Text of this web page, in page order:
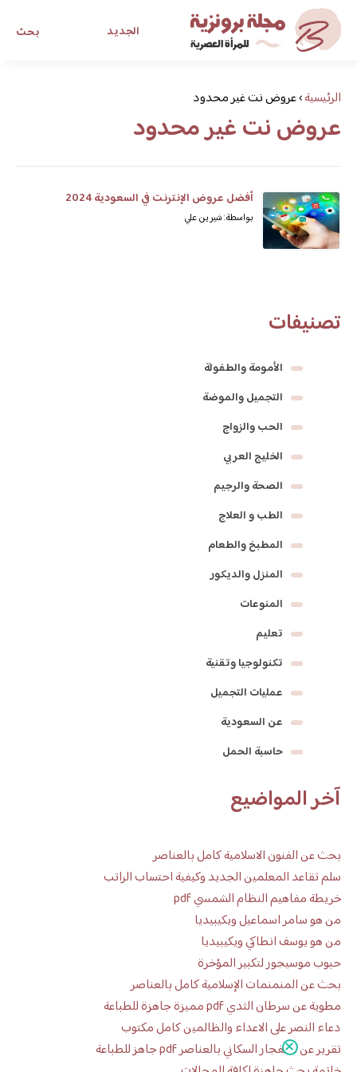
بحث الجديد
مجلة برونزية للفتاة العصرية
ابحث عن أي موضوع يهمك
الرئيسية›عروض نت غير محدود
عروض نت غير محدود
أفضل عروض الإنترنت في السعودية 2024
بواسطة: شيرين علي
تصنيفات
الأمومة والطفولة
التجميل والموضة
الحب والزواج
الخليج العربي
الصحة والرجيم
الطب و العلاج
المطبخ والطعام
المنزل والديكور
المنوعات
تعليم
تكنولوجيا وتقنية
عمليات التجميل
عن السعودية
حاسبة الحمل
آخر المواضيع
بحث عن الفنون الاسلامية كامل بالعناصر
سلم تقاعد المعلمين الجديد وكيفية احتساب الراتب
خريطة مفاهيم النظام الشمسي pdf
من هو سامر اسماعيل ويكيبيديا
من هو يوسف انطاكي ويكيبيديا
حبوب موسيجور لتكبير المؤخرة
بحث عن المنمنمات الإسلامية كامل بالعناصر
مطوية عن سرطان الثدي pdf مميزة جاهزة للطباعة
دعاء النصر على الاعداء والظالمين كامل مكتوب
تقرير عن الانفجار السكاني بالعناصر pdf جاهز للطباعة